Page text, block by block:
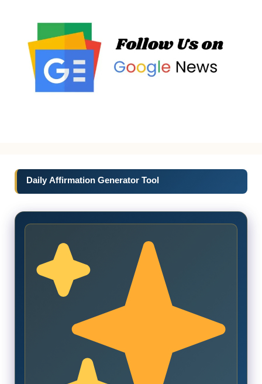
Daily Affirmation Generator Tool